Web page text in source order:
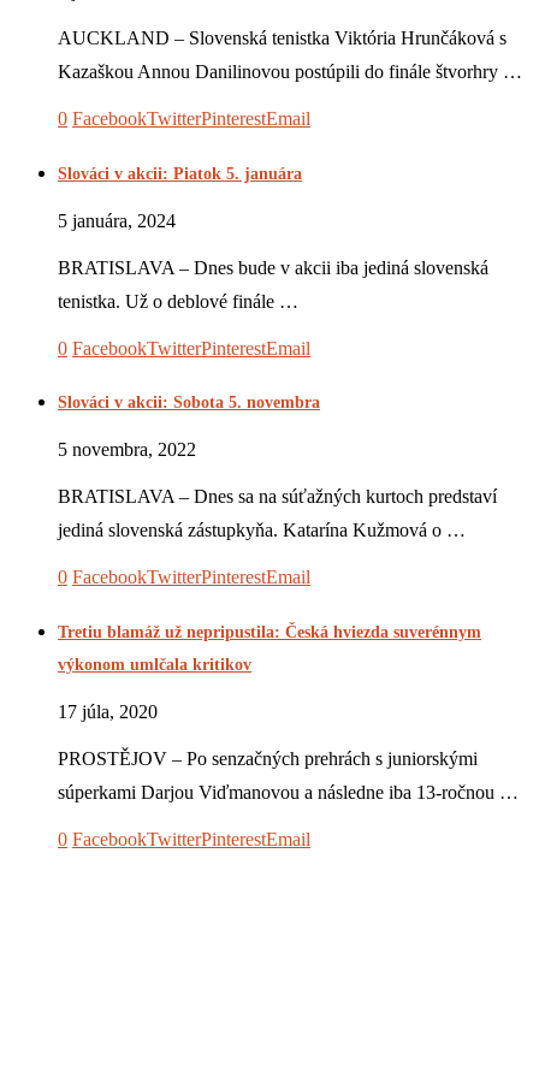
AUCKLAND – Slovenská tenistka Viktória Hrunčáková s
Kazaškou Annou Danilinovou postúpili do finále štvorhry …
0 FacebookTwitterPinterestEmail
Slováci v akcii: Piatok 5. januára
5 januára, 2024
BRATISLAVA – Dnes bude v akcii iba jediná slovenská
tenistka. Už o deblové finále …
0 FacebookTwitterPinterestEmail
Slováci v akcii: Sobota 5. novembra
5 novembra, 2022
BRATISLAVA – Dnes sa na súťažných kurtoch predstaví
jediná slovenská zástupkyňa. Katarína Kužmová o …
0 FacebookTwitterPinterestEmail
Tretiu blamáž už nepripustila: Česká hviezda suverénnym
výkonom umlčala kritikov
17 júla, 2020
PROSTĚJOV – Po senzačných prehrách s juniorskými
súperkami Darjou Viďmanovou a následne iba 13-ročnou …
0 FacebookTwitterPinterestEmail